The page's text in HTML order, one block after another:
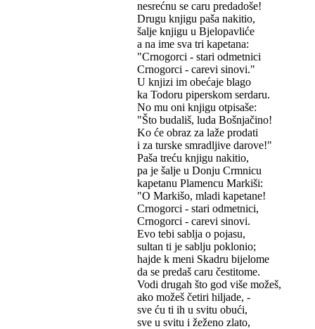
nesrećnu se caru predadoše!
Drugu knjigu paša nakitio,
šalje knjigu u Bjelopavliće
a na ime sva tri kapetana:
"Crnogorci - stari odmetnici
Crnogorci - carevi sinovi."
U knjizi im obećaje blago
ka Todoru piperskom serdaru.
No mu oni knjigu otpisaše:
"Što budališ, luda Bošnjačino!
Ko će obraz za laže prodati
i za turske smradljive darove!"
Paša treću knjigu nakitio,
pa je šalje u Donju Crmnicu
kapetanu Plamencu Markiši:
"O Markišo, mladi kapetane!
Crnogorci - stari odmetnici,
Crnogorci - carevi sinovi.
Evo tebi sablja o pojasu,
sultan ti je sablju poklonio;
hajde k meni Skadru bijelome
da se predaš caru čestitome.
Vodi drugah što god više možeš,
ako možeš četiri hiljade, -
sve ću ti ih u svitu obući,
sve u svitu i žeženo zlato,